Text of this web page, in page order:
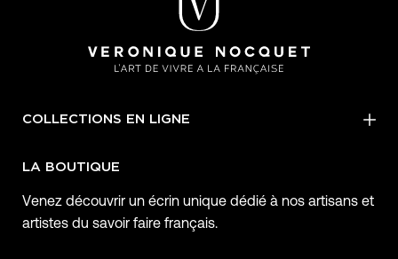
COLLECTIONS EN LIGNE
LA BOUTIQUE
Venez découvrir un écrin unique dédié à nos artisans et
artistes du savoir faire français.